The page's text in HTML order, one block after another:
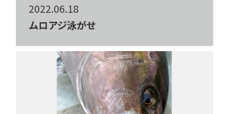
2022.06.18
ムロアジ泳がせ